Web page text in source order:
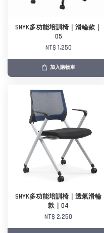
SNYK多功能培訓椅｜滑輪款｜
05
NT$ 1,250
加入購物車
SNYK多功能培訓椅｜透氣滑輪
款｜04
NT$ 2,250